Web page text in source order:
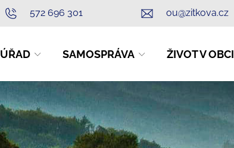
572 696 301 ou@zitkova.cz
ÚŘAD SAMOSPRÁVA ŽIVOT V OBCI